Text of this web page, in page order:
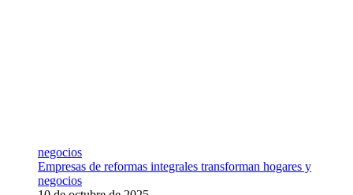
negocios
Empresas de reformas integrales transforman hogares y
negocios